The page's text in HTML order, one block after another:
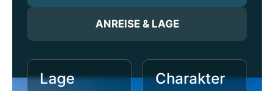
ANREISE & LAGE
Lage Charakter